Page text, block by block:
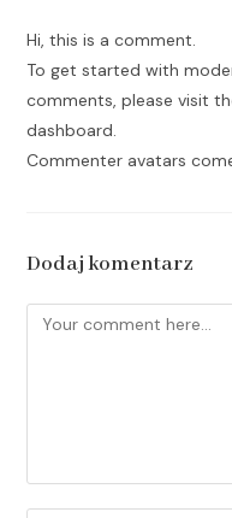
Hi, this is a comment.
To get started with
comments, please visit
dashboard.
Commenter avatars
Dodaj komentarz